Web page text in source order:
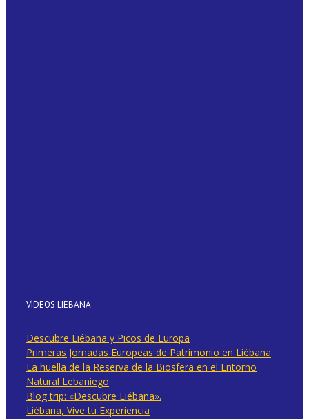
VÍDEOS LIÉBANA
Descubre Liébana y Picos de Europa
Primeras Jornadas Europeas de Patrimonio en Liébana
La huella de la Reserva de la Biosfera en el Entorno
Natural Lebaniego
Blog trip: «Descubre Liébana».
Liébana, Vive tu Experiencia